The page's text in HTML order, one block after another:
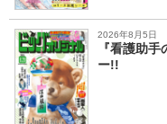
2026年8月5日
『看護助
ー!!